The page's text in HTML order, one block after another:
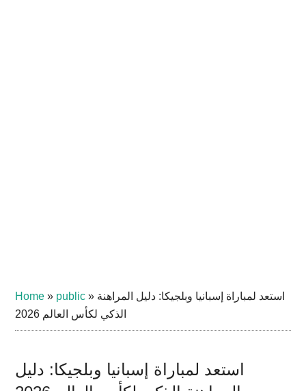
Home » public » استعد لمباراة إسبانيا وبلجيكا: دليل المراهنة
الذكي لكأس العالم 2026
استعد لمباراة إسبانيا وبلجيكا: دليل